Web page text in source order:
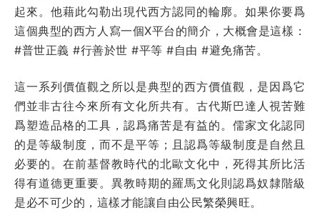
起來。他藉此勾勒出現代西方認同的輪廓。如果你要爲
這個典型的西方人寫一個X平台的簡介，大概會是這樣：
#普世正義 #行善於世 #平等 #自由 #避免痛苦。
這一系列價值觀之所以是典型的西方價值觀，是因爲它
們並非古往今來所有文化所共有。古代斯巴達人視苦難
爲塑造品格的工具，認爲痛苦是有益的。儒家文化認同
的是等級制度，而不是平等；且認爲等級制度是自然且
必要的。在前基督教時代的北歐文化中，死得其所比活
得有道德更重要。異教時期的羅馬文化則認爲奴隸階級
是必不可少的，這樣才能讓自由公民繁榮興旺。